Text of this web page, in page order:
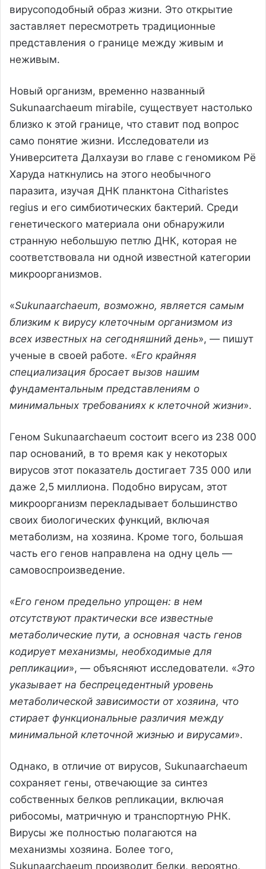
вирусоподобный образ жизни. Это открытие
заставляет пересмотреть традиционные
представления о границе между живым и
неживым.
Новый организм, временно названный
Sukunaarchaeum mirabile, существует настолько
близко к этой границе, что ставит под вопрос
само понятие жизни. Исследователи из
Университета Далхаузи во главе с геномиком Рё
Харуда наткнулись на этого необычного
паразита, изучая ДНК планктона Citharistes
regius и его симбиотических бактерий. Среди
генетического материала они обнаружили
странную небольшую петлю ДНК, которая не
соответствовала ни одной известной категории
микроорганизмов.
«Sukunaarchaeum, возможно, является самым
близким к вирусу клеточным организмом из
всех известных на сегодняшний день», — пишут
ученые в своей работе. «Его крайняя
специализация бросает вызов нашим
фундаментальным представлениям о
минимальных требованиях к клеточной жизни».
Геном Sukunaarchaeum состоит всего из 238 000
пар оснований, в то время как у некоторых
вирусов этот показатель достигает 735 000 или
даже 2,5 миллиона. Подобно вирусам, этот
микроорганизм перекладывает большинство
своих биологических функций, включая
метаболизм, на хозяина. Кроме того, большая
часть его генов направлена на одну цель —
самовоспроизведение.
«Его геном предельно упрощен: в нем
отсутствуют практически все известные
метаболические пути, а основная часть генов
кодирует механизмы, необходимые для
репликации», — объясняют исследователи. «Это
указывает на беспрецедентный уровень
метаболической зависимости от хозяина, что
стирает функциональные различия между
минимальной клеточной жизнью и вирусами».
Однако, в отличие от вирусов, Sukunaarchaeum
сохраняет гены, отвечающие за синтез
собственных белков репликации, включая
рибосомы, матричную и транспортную РНК.
Вирусы же полностью полагаются на
механизмы хозяина. Более того,
Sukunaarchaeum производит белки, вероятно,